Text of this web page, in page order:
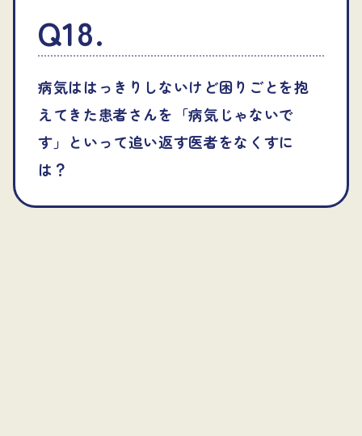
Q18.
病気ははっきりしないけど困りごとを抱
えてきた患者さんを「病気じゃないで
す」といって追い返す医者をなくすに
は？